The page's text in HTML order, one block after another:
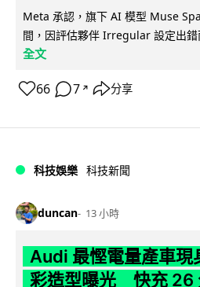
Meta 承認，旗下 AI 模型 Muse
間，因評估夥伴 Irregular 設定出錯
全文
66 7 ↗ 分享
科技娛樂 科技新聞
duncan 13 小時
Audi 最慳電量產車
彩造型曝光 快充 26